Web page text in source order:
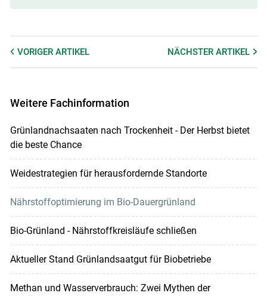
VORIGER ARTIKEL NÄCHSTERARTIKEL
Weitere Fachinformation
Grünlandnachsaaten nach Trockenheit - Der Herbst bietet
die beste Chance
Weidestrategien für herausfordernde Standorte
Nährstoffoptimierung im Bio-Dauergrünland
Bio-Grünland - Nährstoffkreisläufe schließen
Aktueller Stand Grünlandsaatgut für Biobetriebe
Methan und Wasserverbrauch: Zwei Mythen der